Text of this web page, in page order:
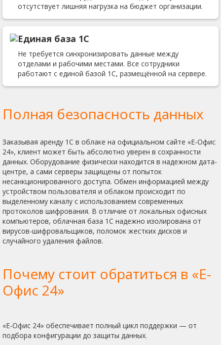
отсутствует лишняя нагрузка на бюджет организации.
Единая база 1С
Не требуется синхронизировать данные между
отделами и рабочими местами. Все сотрудники
работают с единой базой 1С, размещённой на сервере.
Полная безопасность данных
Заказывая аренду 1С в облаке на официальном сайте «Е-Офис
24», клиент может быть абсолютно уверен в сохранности
данных. Оборудование физически находится в надежном дата-
центре, а сами серверы защищены от попыток
несанкционированного доступа. Обмен информацией между
устройством пользователя и облаком происходит по
выделенному каналу с использованием современных
протоколов шифрования. В отличие от локальных офисных
компьютеров, облачная база 1С надежно изолирована от
вирусов-шифровальщиков, поломок жестких дисков и
случайного удаления файлов.
Почему стоит обратиться в «Е-
Офис 24»
«Е-Офис 24» обеспечивает полный цикл поддержки — от
подбора конфигурации до защиты данных.